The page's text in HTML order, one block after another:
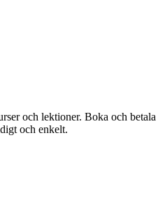
och lektioner. Boka och betala
och enkelt.